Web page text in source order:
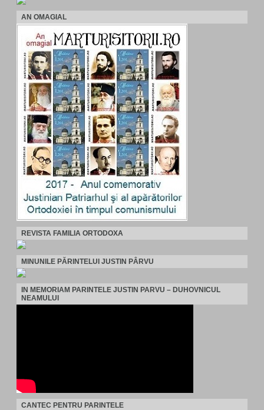
AN OMAGIAL
REVISTA FAMILIA ORTODOXA
MINUNILE PĂRINTELUI JUSTIN PÂRVU
IN MEMORIAM PARINTELE JUSTIN PARVU – DUHOVNICUL
NEAMULUI
CANTEC PENTRU PARINTELE